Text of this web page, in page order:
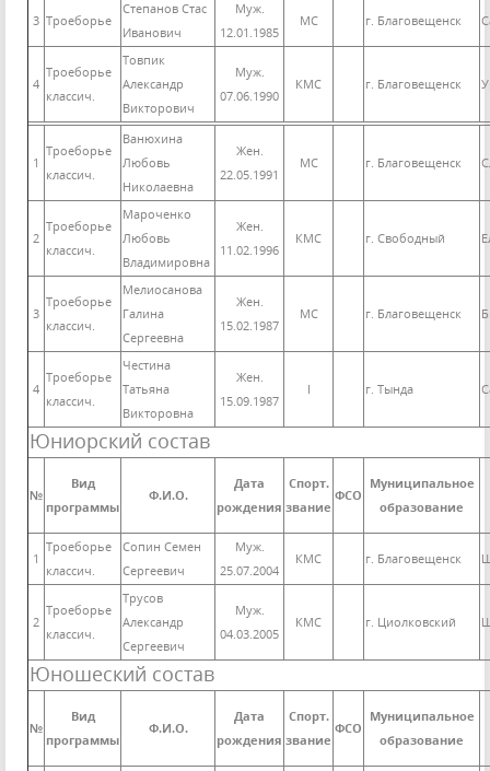
3 Троеборье
Степанов Стас
Иванович
Муж.
12.01.1985
МС г. Благовещенск
4
Троеборье
классич.
Товпик
Александр
Викторович
Муж.
07.06.1990
КМС г. Благовещенск
1
Троеборье
классич.
Ванюхина
Любовь
Николаевна
Жен.
22.05.1991
МС г. Благовещенск
2
Троеборье
классич.
Мароченко
Любовь
Владимировна
Жен.
11.02.1996
КМС г. Свободный
3
Троеборье
классич.
Мелиосанова
Галина
Сергеевна
Жен.
15.02.1987
МС г. Благовещенск
4
Троеборье
классич.
Честина
Татьяна
Викторовна
Жен.
15.09.1987
I г. Тында
Юниорский состав
№
Вид
программы
Ф.И.О.
Дата
рождения
Спорт.
звание
ФСО
Муниципальное
образование
1
Троеборье
классич.
Сопин Семен
Сергеевич
Муж.
25.07.2004
КМС г. Благовещенск
2
Троеборье
классич.
Трусов
Александр
Сергеевич
Муж.
04.03.2005
КМС г. Циолковский
Юношеский состав
№
Вид
программы
Ф.И.О.
Дата
рождения
Спорт.
звание
ФСО
Муниципальное
образование